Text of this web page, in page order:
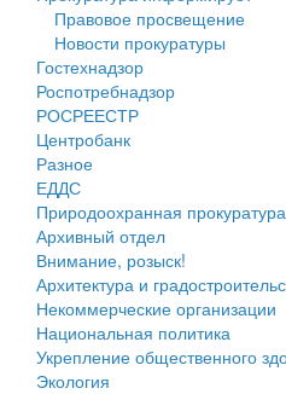
Проекты планировки
Собрание депутатов
Городское поселение
Сельские поселения
Правовое просвещение
Новости прокуратуры
Гостехнадзор
Роспотребнадзор
РОСРЕЕСТР
Центробанк
Разное
ЕДДС
Природоохранная прокуратура
Архивный отдел
Внимание, розыск!
Архитектура и
Некоммерческие организации
Национальная политика
Укрепление общественного
Экология